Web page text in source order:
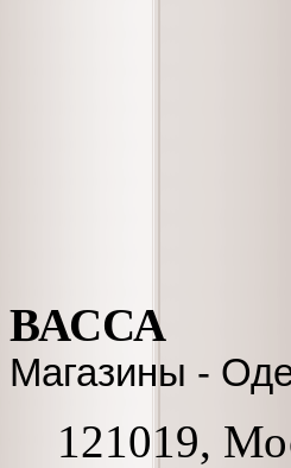
ВАССА
Магазины -
121019,